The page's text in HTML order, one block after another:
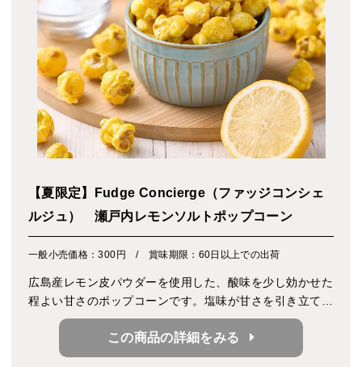
【夏限定】Fudge Concierge（ファッジコンシェ
ルジュ） 瀬戸内レモンソルトポップコーン
一般小売価格：300円 / 賞味期限：60日以上での出荷
広島産レモン皮パウダーを使用した、酸味を少し効かせた
程よい甘さのポップコーンです。塩味が甘さを引き立てま
この商品の詳細をみる